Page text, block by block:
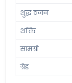
शुद्ध वजन
शक्ति
सामग्री
ग्रेड